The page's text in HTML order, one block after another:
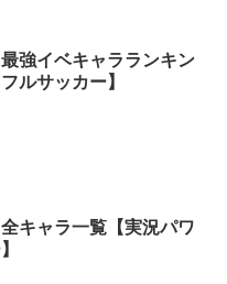
最強イベキャラランキン
ルサッカー】
全キャラ一覧【実況パワ